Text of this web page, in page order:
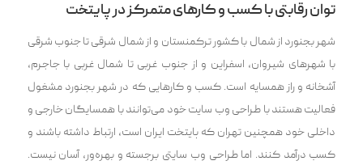
توان رقابتی با کسب و کارهای متمرکز در پایتخت
شهر بجنورد از شمال با کشور‌ ترکمنستان و از شمال شرقی تا جنوب شرقی
با شهرهای شیروان، اسفراین و از جنوب غربی تا شمال غربی با جاجرم،
آشخانه و راز همسایه است. کسب و کارهایی که در شهر بجنورد مشغول
فعالیت هستند با طراحی وب سایت خود‌ می‌توانند با همسایگان خارجی و
داخلی خود همچنین تهران که پایتخت ایران است، ارتباط داشته باشند و
کسب درآمد کنند. اما طراحی وب سایتی برجسته و بهره‌ور، آسان نیست.